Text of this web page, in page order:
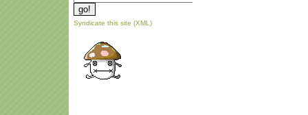
Syndicate this site (XML)